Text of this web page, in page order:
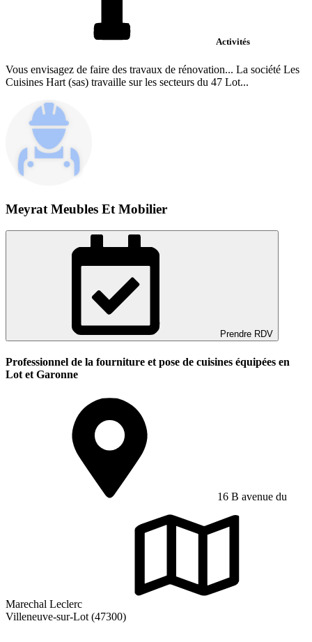
Activités
Vous envisagez de faire des travaux de rénovation... La société Les
Cuisines Hart (sas) travaille sur les secteurs du 47 Lot...
Meyrat Meubles Et Mobilier
Prendre RDV
Professionnel de la fourniture et pose de cuisines équipées en
Lot et Garonne
16 B avenue du
Marechal Leclerc
Villeneuve-sur-Lot (47300)